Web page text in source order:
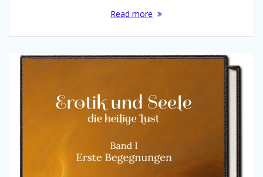
Read more